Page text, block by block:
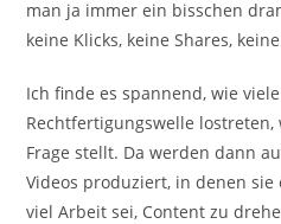
man ja immer ein bisschen
keine Klicks, keine Shares,
Ich finde es spannend, wie
Rechtfertigungswelle lostreten,
Frage stellt. Da werden dann
Videos produziert, in denen sie
viel Arbeit sei, Content zu